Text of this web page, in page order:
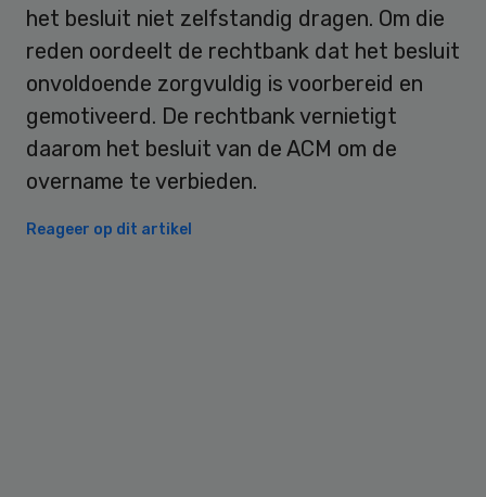
het besluit niet zelfstandig dragen. Om die
reden oordeelt de rechtbank dat het besluit
onvoldoende zorgvuldig is voorbereid en
gemotiveerd. De rechtbank vernietigt
daarom het besluit van de ACM om de
overname te verbieden.
Reageer op dit artikel